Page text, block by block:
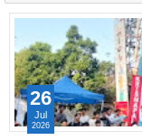
26
Jul
2026